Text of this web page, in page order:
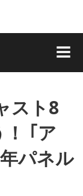
スト8
｢ア
パネル